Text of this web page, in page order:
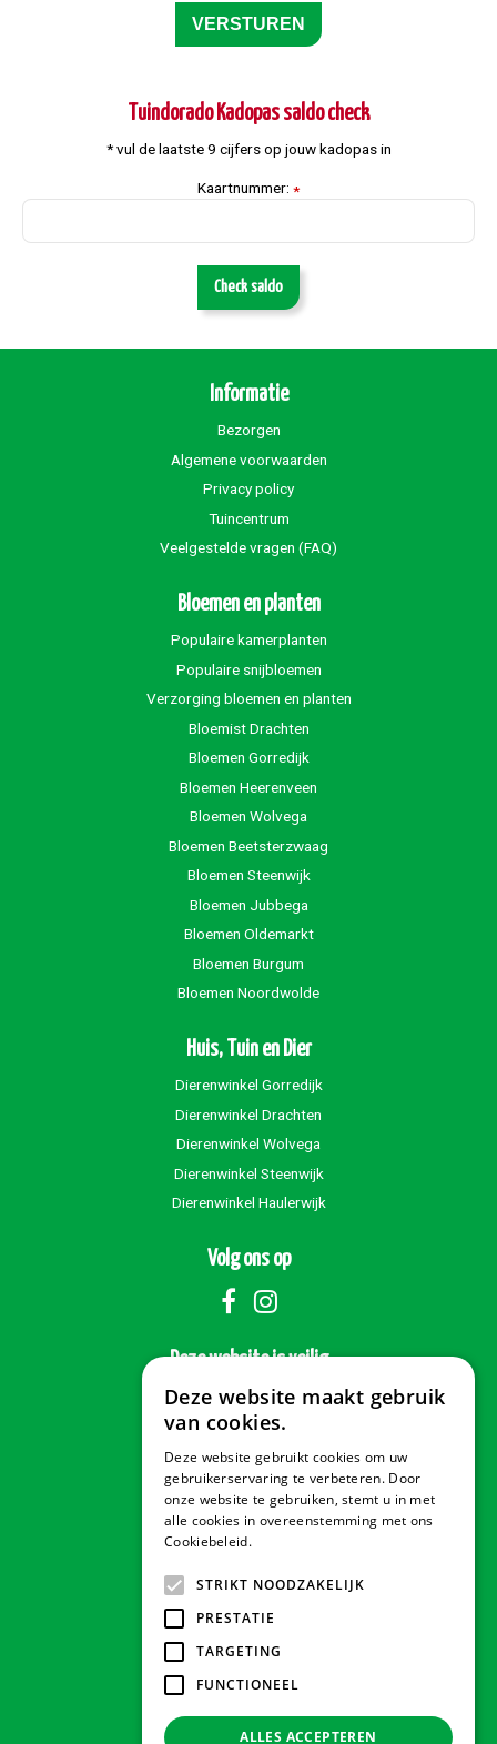
Tuindorado Kadopas saldo check
* vul de laatste 9 cijfers op jouw kadopas in
Kaartnummer: *
Check saldo
Informatie
Bezorgen
Algemene voorwaarden
Privacy policy
Tuincentrum
Veelgestelde vragen (FAQ)
Bloemen en planten
Populaire kamerplanten
Populaire snijbloemen
Verzorging bloemen en planten
Bloemist Drachten
Bloemen Gorredijk
Bloemen Heerenveen
Bloemen Wolvega
Bloemen Beetsterzwaag
Bloemen Steenwijk
Bloemen Jubbega
Bloemen Oldemarkt
Bloemen Burgum
Bloemen Noordwolde
Huis, Tuin en Dier
Dierenwinkel Gorredijk
Dierenwinkel Drachten
Dierenwinkel Wolvega
Dierenwinkel Steenwijk
Dierenwinkel Haulerwijk
Volg ons op
Deze website is veilig
Veilig betalen
Contact & Openingstijden
Tuindorado Gorredijk
Deze website maakt gebruik
van cookies.
Deze website gebruikt cookies om uw
gebruikerservaring te verbeteren. Door
onze website te gebruiken, stemt u in met
alle cookies in overeenstemming met ons
Cookiebeleid.
STRIKT NOODZAKELIJK
PRESTATIE
TARGETING
FUNCTIONEEL
ALLES ACCEPTEREN